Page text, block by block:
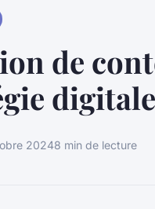
de
digitale
20248 min de lecture